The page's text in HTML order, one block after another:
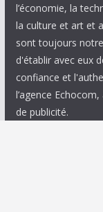
l’économie, la
la culture et art et
sont toujours
d'établir avec eux
confiance et
l’agence
de publicité.